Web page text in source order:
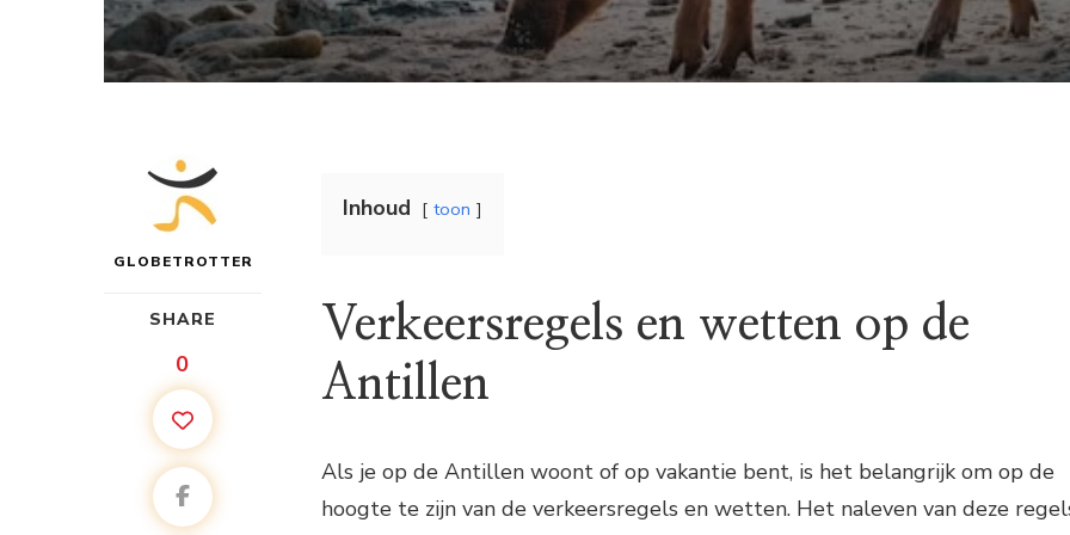
GLOBETROTTER
SHARE
0
Inhoud toon
Verkeersregels en wetten op de
Antillen
Als je op de Antillen woont of op vakantie bent, is het belangrijk om op de
hoogte te zijn van de verkeersregels en wetten. Het naleven van deze